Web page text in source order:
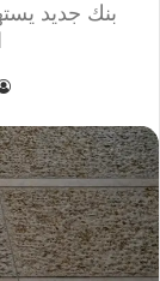
بنك جديد